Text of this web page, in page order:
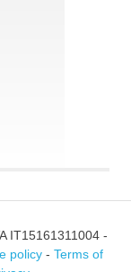
IT15161311004 -
policy - Terms of